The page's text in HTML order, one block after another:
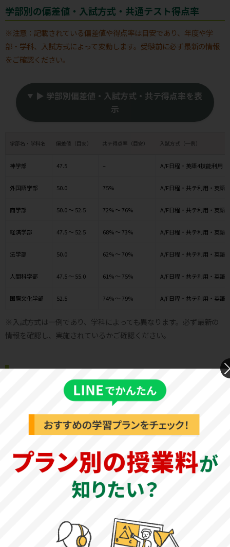
学部別の偏差値・入試方式・共通テスト得点率
※注意：記載されている偏差値や得点率は目安であり、年度や学
部・学科、入試方式によって変動します。受験前に必ず最新の情報
をご確認ください。
▶ 学部別偏差値・入試方式・共テ得点率を表
示
学部名・学科名 偏差値（目安） 共テ得点率（目安） 入試方式（一例）
神学部 47.5 – A/F日程・英語4技能利用
外国語学部 50.0 75% A/F日程・共テ利用・英語
商学部 50.0 ～ 52.5 72% ～ 76% A/F日程・共テ利用・英語
経済学部 47.5 ～ 52.5 68% ～ 73% A/F日程・共テ利用・英語
法学部 50.0 62% ～ 70% A/F日程・共テ利用・英語
人間科学部 47.5 ～ 55.0 61% ～ 75% A/F日程・共テ利用・英語
国際文化学部 52.5 74% ～ 79% A/F日程・共テ利用・英語
※入試方式は一例であり、学科によっても異なります。必ず最新の
情報を確認し、実施されているかご確認ください。
公式サイト
西南学院大学 公式サイト
教育理念（目標）